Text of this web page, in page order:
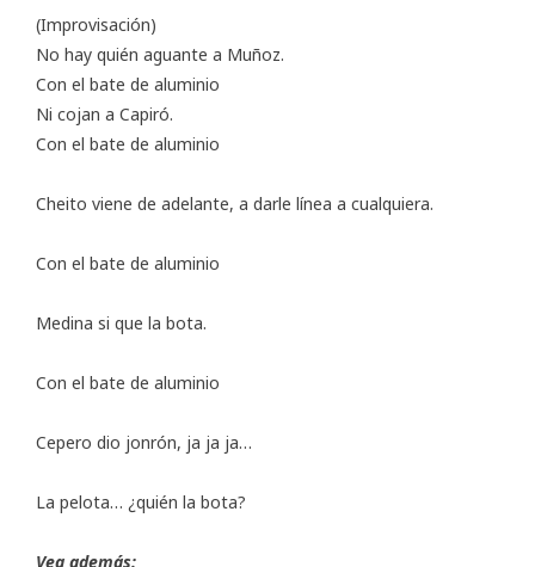
(Improvisación)
No hay quién aguante a Muñoz.
Con el bate de aluminio
Ni cojan a Capiró.
Con el bate de aluminio
Cheito viene de adelante, a darle línea a cualquiera.
Con el bate de aluminio
Medina si que la bota.
Con el bate de aluminio
Cepero dio jonrón, ja ja ja…
La pelota… ¿quién la bota?
Vea además: